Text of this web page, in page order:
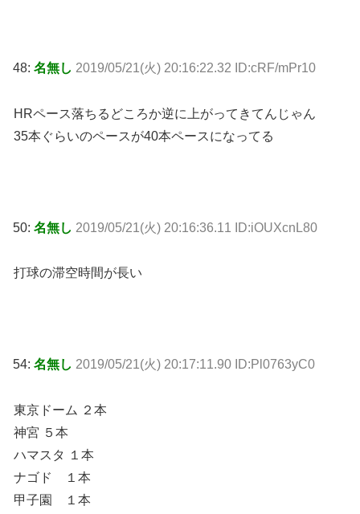
48: 名無し 2019/05/21(火) 20:16:22.32 ID:cRF/mPr10
HRペース落ちるどころか逆に上がってきてんじゃん
35本ぐらいのペースが40本ペースになってる
50: 名無し 2019/05/21(火) 20:16:36.11 ID:iOUXcnL80
打球の滞空時間が長い
54: 名無し 2019/05/21(火) 20:17:11.90 ID:Pl0763yC0
東京ドーム ２本
神宮 ５本
ハマスタ １本
ナゴド １本
甲子園 １本